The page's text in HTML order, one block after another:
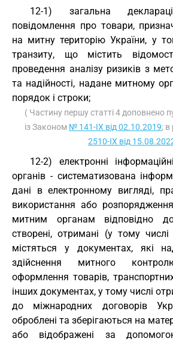
12-1) загальна
повідомлення про товари,
на митну територію України, у
транзиту, що містить
проведення аналізу ризиків з
та надійності, надане митному
порядок і строки;
( Частину першу статті 4 доповнено
із Законом № 141-IX від 02.10.2019; в
2510-IX від
12-2) електронні
органів - систематизована
дані в електронному вигляді,
використання або
митним органам відповідно
створені, отримані (у тому
містяться у документах, які
здійснення митного
оформлення товарів,
інших документах, у тому числі
до міжнародних договорів
оброблені та зберігаються на
або відображені за